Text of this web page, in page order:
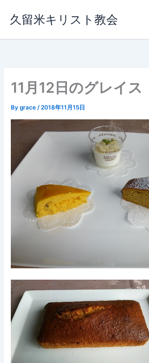
ス
久留米キリスト教会
11月12日のグレイス
Bygrace/2018年11月15日